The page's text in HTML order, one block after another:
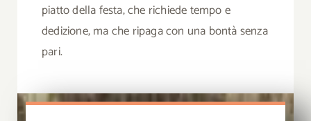
piatto della festa, che richiede tempo e
dedizione, ma che ripaga con una bontà senza
pari.